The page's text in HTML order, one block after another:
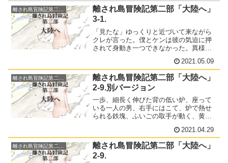
離され島冒険記第二部「大陸へ」
3-1.
「見たな」ゆっくりと近づいて来ながら
クレが言った。僕とケンは彼の気迫に押
されて身動き一つできなかった。異様な
ざかる。少し離れた所で丸く囲うように
人垣ができた。
2021.05.09
離され島冒険記第二部「大陸へ」
2-9.別バージョン
一歩、細長く伸びた背の低い炉、座って
いる一人の男、右手にはこて、炉で熱せ
られる鉄塊、ふいごの取手が動く、黄色
の男。二歩、背後に続くケンの気配、炉
から取り出される鉄塊、槌が持ち上げら
れ、
2021.04.29
離され島冒険記第二部「大陸へ」
離され島冒険記第二部「大陸へ」
2-9.